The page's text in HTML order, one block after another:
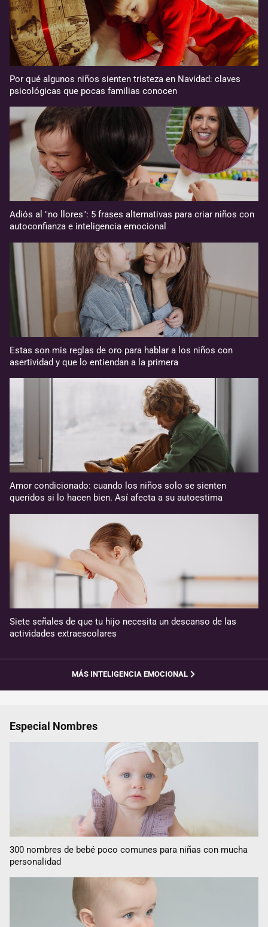
Por qué algunos niños sienten tristeza en Navidad: claves
psicológicas que pocas familias conocen
Adiós al "no llores": 5 frases alternativas para criar niños con
autoconfianza e inteligencia emocional
Estas son mis reglas de oro para hablar a los niños con
asertividad y que lo entiendan a la primera
Amor condicionado: cuando los niños solo se sienten
queridos si lo hacen bien. Así afecta a su autoestima
Siete señales de que tu hijo necesita un descanso de las
actividades extraescolares
MÁS INTELIGENCIA EMOCIONAL
Especial Nombres
300 nombres de bebé poco comunes para niñas con mucha
personalidad